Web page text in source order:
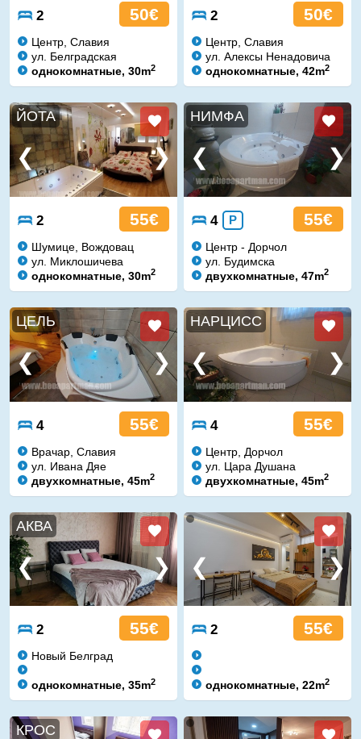
2 50€
Центр, Славия
ул. Белградская
однокомнатные, 30m2
2 50€
Центр, Славия
ул. Алексы Ненадовича
однокомнатные, 42m2
ЙОТА
2 55€
Шумице, Вождовац
ул. Миклошичева
однокомнатные, 30m2
НИМФА
4 P 55€
Центр - Дорчол
ул. Будимска
двухкомнатные, 47m2
ЦЕЛЬ
4 55€
Врачар, Славия
ул. Ивана Дяе
двухкомнатные, 45m2
НАРЦИСС
4 55€
Центр, Дорчол
ул. Цара Душана
двухкомнатные, 45m2
АКВА
2 55€
Новый Белград
однокомнатные, 35m2
2 55€
однокомнатные, 22m2
КРОС